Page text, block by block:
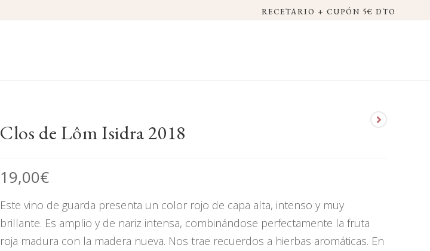
RECETARIO + CUPÓN 5€ DTO
Clos de Lôm Isidra 2018
19,00€
Este vino de guarda presenta un color rojo de capa alta, intenso y muy
brillante. Es amplio y de nariz intensa, combinándose perfectamente la fruta
roja madura con la madera nueva. Nos trae recuerdos a hierbas aromáticas. En